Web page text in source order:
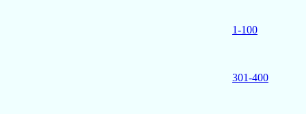
1-100
301-400